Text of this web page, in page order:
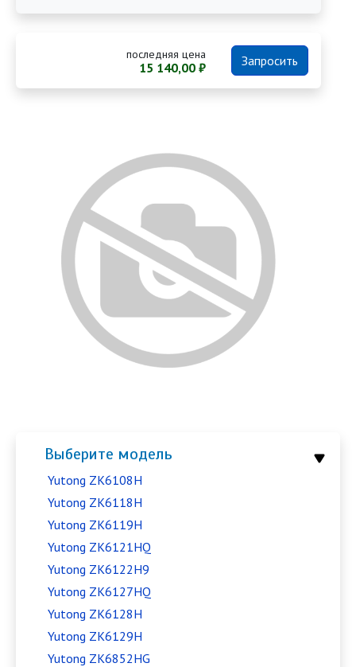
Выберите модель
Yutong ZK6108H
Yutong ZK6118H
Yutong ZK6119H
Yutong ZK6121HQ
Yutong ZK6122H9
Yutong ZK6127HQ
Yutong ZK6128H
Yutong ZK6129H
Yutong ZK6852HG
последняя цена
15 140,00 ₽ Запросить